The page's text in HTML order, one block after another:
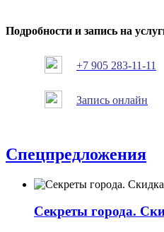
Подробности и запись на
+7 905 283-11-11
Запись онлайн
Спецпредложения
Секреты города.